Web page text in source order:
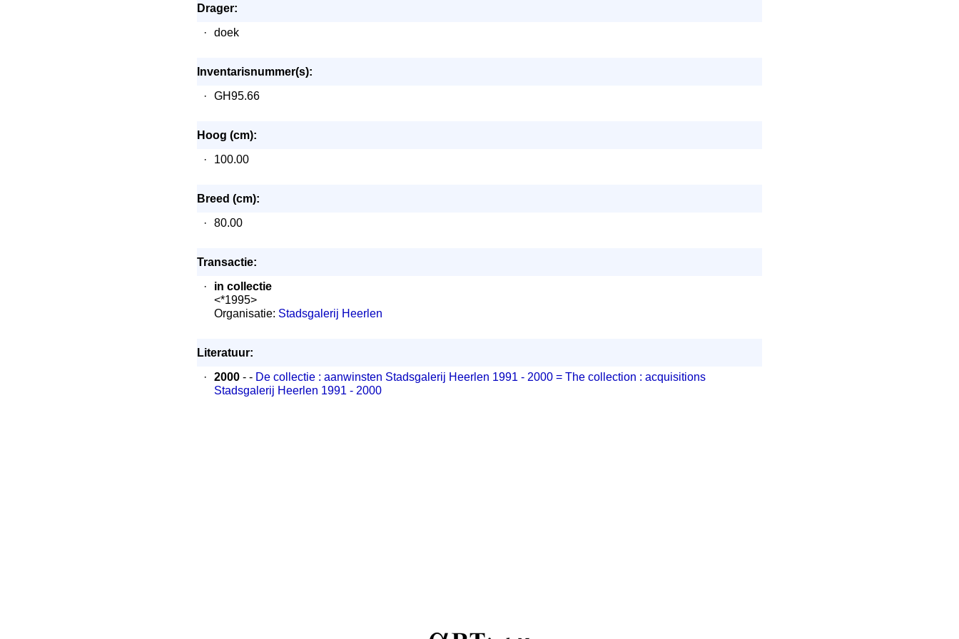
Drager:
·
doek
Inventarisnummer(s):
·
GH95.66
Hoog (cm):
·
100.00
Breed (cm):
·
80.00
Transactie:
·
in collectie
<*1995>
Organisatie: Stadsgalerij Heerlen
Literatuur:
·
2000 - - De collectie : aanwinsten Stadsgalerij Heerlen 1991 - 2000 = The collection : acquisitions
Stadsgalerij Heerlen 1991 - 2000